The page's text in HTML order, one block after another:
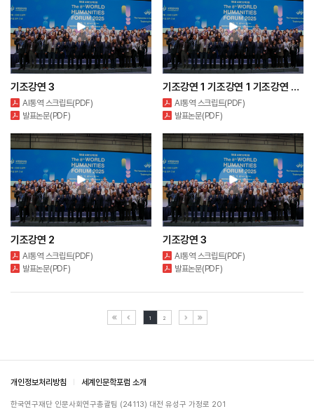
기조강연 3
AI통역 스크립트(PDF)
발표논문(PDF)
기조강연 1 기조강연 1 기조강연 1 기조강연 1 기조강연 1 기조강연 1
AI통역 스크립트(PDF)
발표논문(PDF)
기조강연 2
AI통역 스크립트(PDF)
발표논문(PDF)
기조강연 3
AI통역 스크립트(PDF)
발표논문(PDF)
1 2
개인정보처리방침 세계인문학포럼 소개
한국연구재단 인문사회연구총괄팀 (24113) 대전 유성구 가정로 201